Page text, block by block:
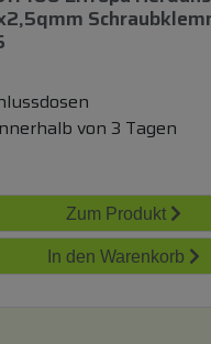
von 3 Tagen
Zum Produkt
In den Warenkorb